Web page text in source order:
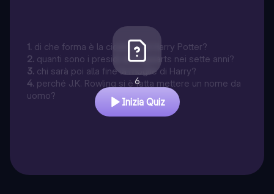
1. di che forma è la cicatrice di Harry Potter?
2. quanti sono i presidi di Hogwarts nei sette anni?
3. chi sarà poi alla fine la moglie di Harry?
4. perché J.K. Rowling si è fatta mettere un nome da
uomo?
6
Inizia Quiz